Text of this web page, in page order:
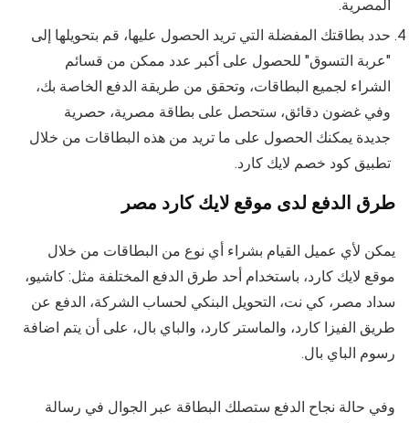
المصرية.
حدد بطاقتك المفضلة التي تريد الحصول عليها، قم بتحويلها إلى
"عربة التسوق" للحصول على أكبر عدد ممكن من قسائم
الشراء لجميع البطاقات، وتحقق من طريقة الدفع الخاصة بك،
وفي غضون دقائق، ستحصل على بطاقة مصرية، حصرية
جديدة يمكنك الحصول على ما تريد من هذه البطاقات من خلال
تطبيق كود خصم لايك كارد.
طرق الدفع لدى موقع لايك كارد مصر
يمكن لأي عميل القيام بشراء أي نوع من البطاقات من خلال
موقع لايك كارد، باستخدام أحد طرق الدفع المختلفة مثل: كاشيو،
سداد مصر، كي نت، التحويل البنكي لحساب الشركة، الدفع عن
طريق الفيزا كارد، والماستر كارد، والباي بال، على أن يتم اضافة
رسوم الباي بال.
وفي حالة نجاح الدفع ستصلك البطاقة عبر الجوال في رسالة